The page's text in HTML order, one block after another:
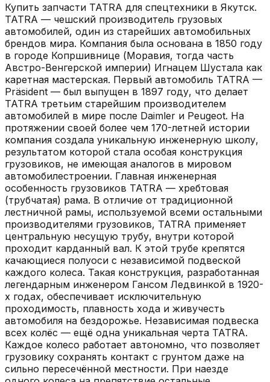
Купить запчасти TATRA для спецтехники в Якутск.
TATRA — чешский производитель грузовых
автомобилей, один из старейших автомобильных
брендов мира. Компания была основана в 1850 году
в городе Копршивнице (Моравия, тогда часть
Австро-Венгерской империи) Игнацем Шустала как
каретная мастерская. Первый автомобиль TATRA —
Präsident — был выпущен в 1897 году, что делает
TATRA третьим старейшим производителем
автомобилей в мире после Daimler и Peugeot. На
протяжении своей более чем 170-летней истории
компания создала уникальную инженерную школу,
результатом которой стала особая конструкция
грузовиков, не имеющая аналогов в мировом
автомобилестроении. Главная инженерная
особенность грузовиков TATRA — хребтовая
(трубчатая) рама. В отличие от традиционной
лестничной рамы, используемой всеми остальными
производителями грузовиков, TATRA применяет
центральную несущую трубу, внутри которой
проходит карданный вал. К этой трубе крепятся
качающиеся полуоси с независимой подвеской
каждого колеса. Такая конструкция, разработанная
легендарным инженером Гансом Ледвинкой в 1920-
х годах, обеспечивает исключительную
проходимость, плавность хода и живучесть
автомобиля на бездорожье. Независимая подвеска
всех колёс — ещё одна уникальная черта TATRA.
Каждое колесо работает автономно, что позволяет
грузовику сохранять контакт с грунтом даже на
сильно пересечённой местности. При наезде